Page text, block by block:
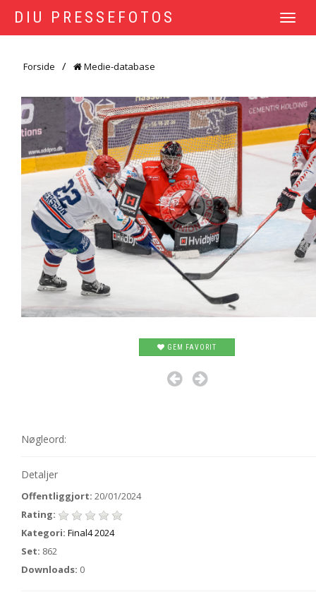
DIU PRESSEFOTOS
TOGGLE
Forside Medie-database
GEM FAVORIT
Nøgleord:
Detaljer
Offentliggjort: 20/01/2024
Rating:
Kategori: Final4 2024
Set: 862
Downloads: 0